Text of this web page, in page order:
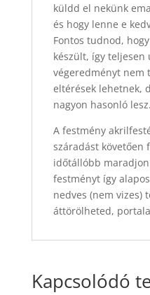
küldd el nekünk
és hogy lenne e
Fontos tudnod,
készült, így teljesen
végeredményt
eltérések lehetnek,
nagyon hasonló lesz.
A festmény
száradást követően
időtállóbb
festményt így
nedves (nem vizes)
áttörölheted,
Kapcsolódó